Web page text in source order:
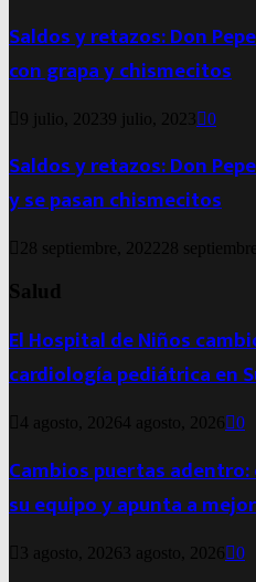
Saldos y retazos: Don
con grapa y chismecitos
9 julio, 20239 julio, 2023 0
Saldos y retazos: Don
y se pasan chismecitos
28 septiembre, 2022 28
Salud
El Hospital de Niños
cardiología pediátrica en
4 agosto, 20264 agosto, 2026 0
Cambios puertas
su equipo y apunta a
3 agosto, 2026 3 agosto, 2026 0